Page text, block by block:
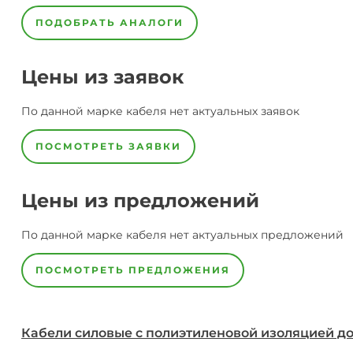
ПОДОБРАТЬ АНАЛОГИ
Цены из заявок
По данной марке кабеля нет актуальных заявок
ПОСМОТРЕТЬ ЗАЯВКИ
Цены из предложений
По данной марке кабеля нет актуальных предложений
ПОСМОТРЕТЬ ПРЕДЛОЖЕНИЯ
Кабели силовые с полиэтиленовой изоляцией